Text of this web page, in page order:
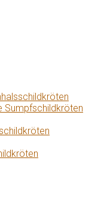
Sumpfschildkröten